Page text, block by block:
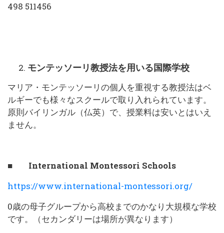
498 511456
モンテッソーリ教授法を用いる国際学校
マリア・モンテッソーリの個人を重視する教授法はベ
ルギーでも様々なスクールで取り入れられています。
原則バイリンガル（仏英）で、授業料は安いとはいえ
ません。
■ International Montessori Schools
https://www.international-montessori.org/
0歳の母子グループから高校までのかなり大規模な学校
です。（セカンダリーは場所が異なります）